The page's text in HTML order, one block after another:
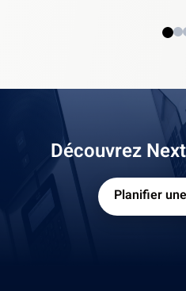
Découvrez
Planifier